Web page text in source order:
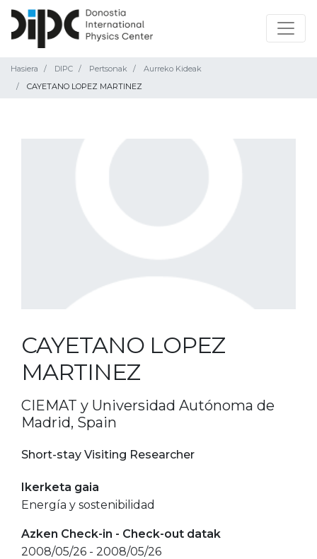
Hasiera DIPC Pertsonak
Aurreko Kideak
CAYETANO LOPEZ MARTINEZ
CAYETANO LOPEZ
MARTINEZ
CIEMAT y Universidad Autónoma de
Madrid, Spain
Short-stay Visiting Researcher
Ikerketa gaia
Energía y sostenibilidad
Azken Check-in - Check-out datak
2008/05/26 - 2008/05/26